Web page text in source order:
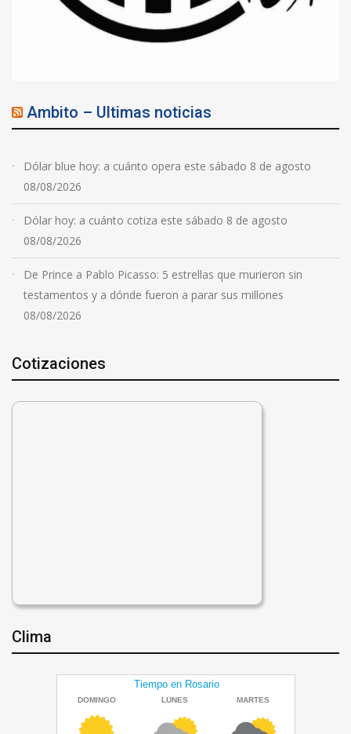
Ambito – Ultimas noticias
Dólar blue hoy: a cuánto opera este sábado 8 de agosto
08/08/2026
Dólar hoy: a cuánto cotiza este sábado 8 de agosto
08/08/2026
De Prince a Pablo Picasso: 5 estrellas que murieron sin
testamentos y a dónde fueron a parar sus millones
08/08/2026
Cotizaciones
Clima